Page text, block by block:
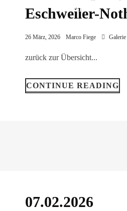
KONTAKT
Eschweiler-
26 März, 2026 Marco Fiege
zurück zur Übersicht...
CONTINUE READING
07.02.2026